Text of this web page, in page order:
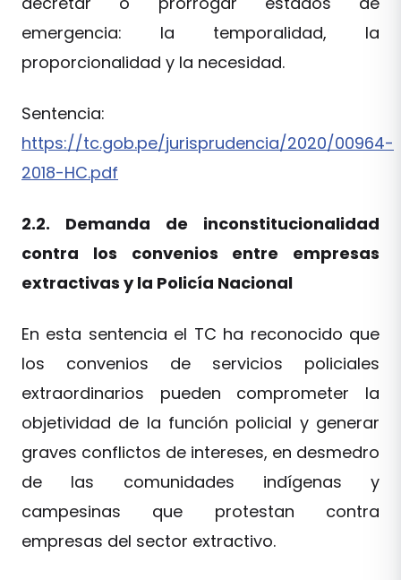
emergencia: la temporalidad, la
proporcionalidad y la necesidad.
Sentencia:
https://tc.gob.pe/jurisprudencia/2020/00964-
2018-HC.pdf
2.2. Demanda de inconstitucionalidad
contra los convenios entre empresas
extractivas y la Policía Nacional
En esta sentencia el TC ha reconocido que
los convenios de servicios policiales
extraordinarios pueden comprometer la
objetividad de la función policial y generar
graves conflictos de intereses, en desmedro
de las comunidades indígenas y
campesinas que protestan contra
empresas del sector extractivo.